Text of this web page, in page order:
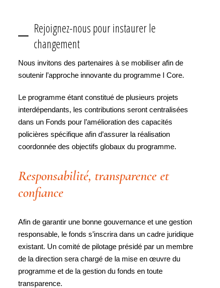
Rejoignez-nous pour instaurer le
changement
Nous invitons des partenaires à se mobiliser afin de
soutenir l’approche innovante du programme I Core.
Le programme étant constitué de plusieurs projets
interdépendants, les contributions seront centralisées
dans un Fonds pour l’amélioration des capacités
policières spécifique afin d’assurer la réalisation
coordonnée des objectifs globaux du programme.
Responsabilité, transparence et
confiance
Afin de garantir une bonne gouvernance et une gestion
responsable, le fonds s’inscrira dans un cadre juridique
existant. Un comité de pilotage présidé par un membre
de la direction sera chargé de la mise en œuvre du
programme et de la gestion du fonds en toute
transparence.